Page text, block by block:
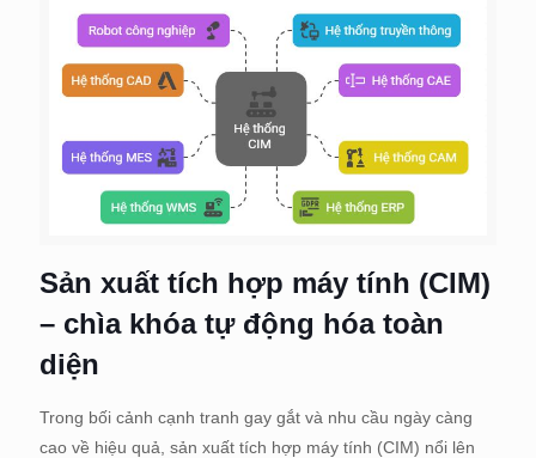
Sản xuất tích hợp máy tính (CIM)
– chìa khóa tự động hóa toàn
diện
Trong bối cảnh cạnh tranh gay gắt và nhu cầu ngày càng
cao về hiệu quả, sản xuất tích hợp máy tính (CIM) nổi lên